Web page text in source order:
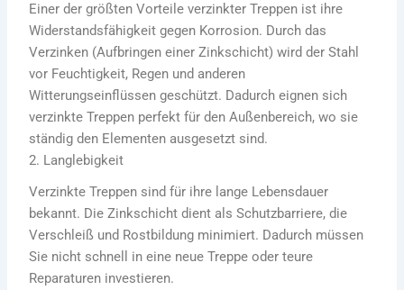
Einer der größten Vorteile verzinkter Treppen ist ihre
Widerstandsfähigkeit gegen Korrosion. Durch das
Verzinken (Aufbringen einer Zinkschicht) wird der Stahl
vor Feuchtigkeit, Regen und anderen
Witterungseinflüssen geschützt. Dadurch eignen sich
verzinkte Treppen perfekt für den Außenbereich, wo sie
ständig den Elementen ausgesetzt sind.
2. Langlebigkeit
Verzinkte Treppen sind für ihre lange Lebensdauer
bekannt. Die Zinkschicht dient als Schutzbarriere, die
Verschleiß und Rostbildung minimiert. Dadurch müssen
Sie nicht schnell in eine neue Treppe oder teure
Reparaturen investieren.